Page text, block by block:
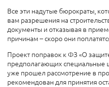
Все эти надутые бюрократы,
вам разрешения на
документы и отказывая в
причинам – скоро они
Проект поправок к ФЗ «О
предполагающих специальные
уже прошел рассмотрение в
рекомендован для принятия